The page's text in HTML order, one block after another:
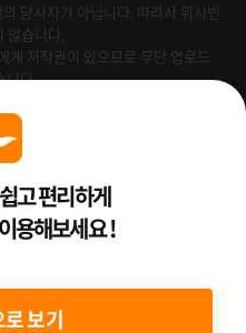
당사자가 아닙니다. 따라서 위시빈
습니다.
게 저작권이 있으므로 무단 업로드
니다.
고 편리하게
용해보세요 !
보기